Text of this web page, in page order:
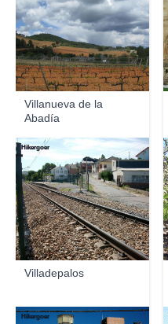
Villanueva de la
Abadía
Villadepalos
Hikergoer
Hikergoer